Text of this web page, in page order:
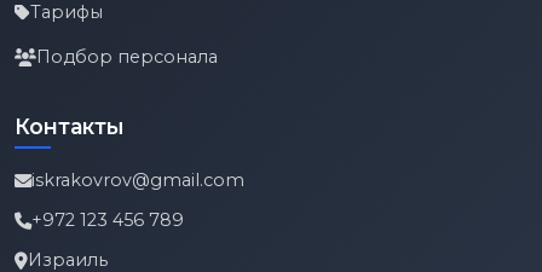
Тарифы
Подбор персонала
Контакты
iskrakovrov@gmail.com
+972 123 456 789
Израиль